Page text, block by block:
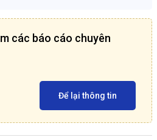
các báo cáo chuyên
Để lại thông tin